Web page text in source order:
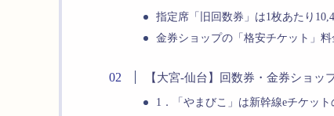
指定席「旧回数券」は1枚あたり
金券ショップの「格安チケット」料
【大宮-仙台】回数券・金券ショッ
1．「やまびこ」は新幹線eチケット